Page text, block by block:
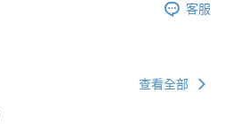
客服
查看全部